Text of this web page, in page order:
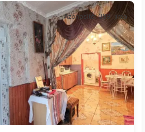
Azonosító: 399_jimp